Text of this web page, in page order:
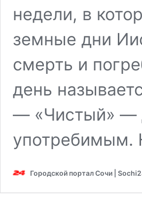
недели, в
земные дни
смерть и
день
— «Чистый» —
употребимым.
Городской портал Сочи |